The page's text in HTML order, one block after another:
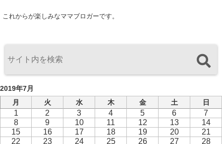
これからが楽しみなママブロガーです。
2019年7月
月
火 水 木 金 土 日
1 2 3 4 5 6
7
8
9 10 11 12 13
14
15
16 17 18 19 20
21
22
23 24 25 26 27 28